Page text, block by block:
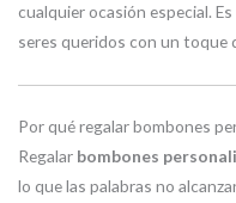
cualquier ocasión especial.
seres queridos con un toque
Por qué regalar bombones
Regalar bombones
lo que las palabras no